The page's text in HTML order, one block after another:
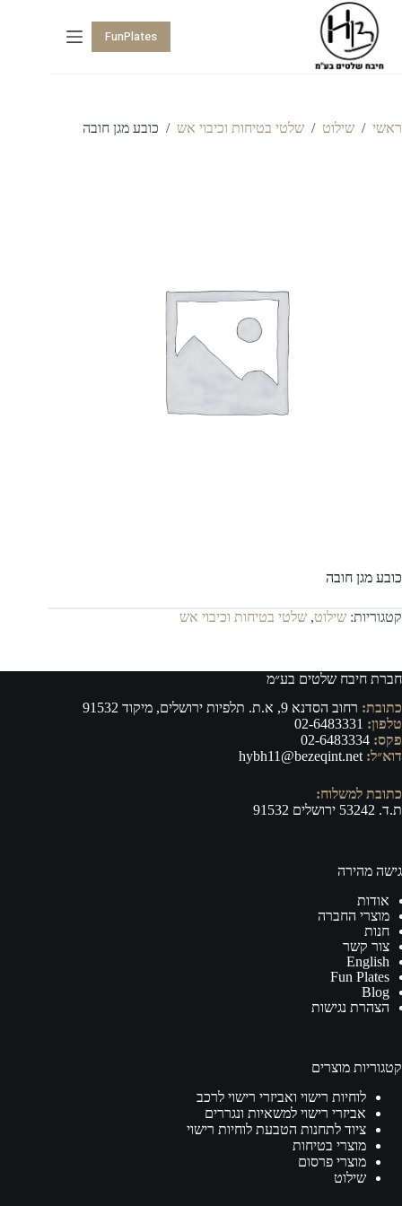
FunPlates
ראשי / שילוט / שלטי בטיחות וכיבוי אש / כובע מגן חובה
כובע מגן חובה
קטגוריות: שילוט, שלטי בטיחות וכיבוי אש
חברת חיבח שלטים בע״מ
כתובת: רחוב הסדנא 9, א.ת. תלפיות ירושלים, מיקוד 91532
טלפון: 02-6483331
פקס:
דוא״ל: hybh11@bezeqint.net
כתובת למשלוח:
ת.ד. 53242 ירושלים 91532
גישה מהירה
אודות
מוצרי החברה
חנות
צור קשר
English
Fun Plates
Blog
הצהרת נגישות
קטגוריות מוצרים
לוחיות רישוי ואביזרי רישוי לרכב
אביזרי רישוי למשאיות ונגררים
ציוד לתחנות הטבעת לוחיות רישוי
מוצרי בטיחות
מוצרי פרסום
שילוט